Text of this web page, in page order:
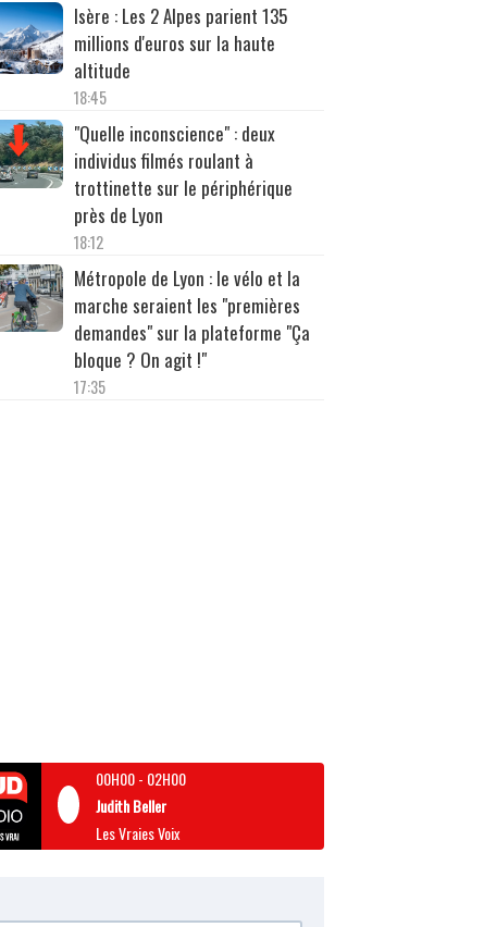
Isère : Les 2 Alpes parient 135
millions d'euros sur la haute
altitude
18:45
"Quelle inconscience" : deux
individus filmés roulant à
trottinette sur le périphérique
près de Lyon
18:12
Métropole de Lyon : le vélo et la
marche seraient les "premières
demandes" sur la plateforme "Ça
bloque ? On agit !"
17:35
00H00- 02H00
Judith Beller
Les Vraies Voix